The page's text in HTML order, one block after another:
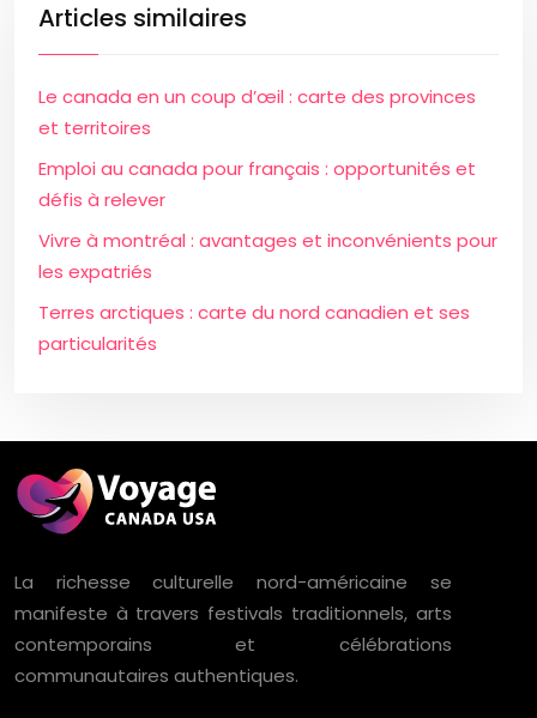
Articles similaires
Le canada en un coup d’œil : carte des provinces
et territoires
Emploi au canada pour français : opportunités et
défis à relever
Vivre à montréal : avantages et inconvénients pour
les expatriés
Terres arctiques : carte du nord canadien et ses
particularités
La richesse culturelle nord-américaine se
manifeste à travers festivals traditionnels, arts
contemporains et célébrations
communautaires authentiques.